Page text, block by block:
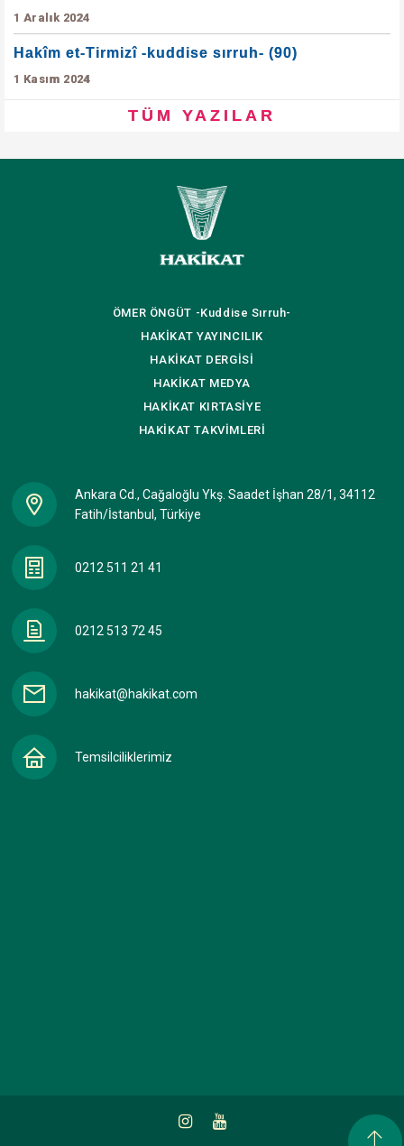
1 Aralık 2024
Hakîm et-Tirmizî -kuddise sırruh- (90)
1 Kasım 2024
TÜM YAZILAR
ÖMER ÖNGÜT -Kuddise Sırruh-
HAKİKAT YAYINCILIK
HAKİKAT DERGİSİ
HAKİKAT MEDYA
HAKİKAT KIRTASİYE
HAKİKATTAKVİMLERİ
Ankara Cd., Cağaloğlu Ykş. Saadet İşhan 28/1, 34112
Fatih/İstanbul, Türkiye
0212 511 21 41
0212 513 72 45
hakikat@hakikat.com
Temsilciliklerimiz